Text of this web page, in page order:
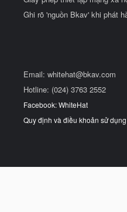
Ghi rõ 'nguồn Bkav' khi phát
Email: whitehat@bkav.com
Hotline: (024) 3763 2552
Facebook: WhiteHat
Quy định và điều khoản sử dụng